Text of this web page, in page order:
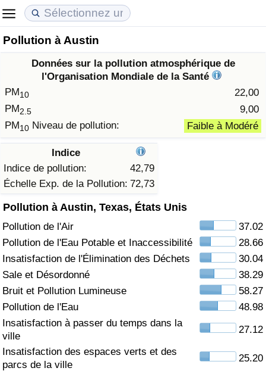
Pollution à Austin
Données sur la pollution atmosphérique de
l'Organisation Mondiale de la Santé
PM10
22,00
PM2.5
9,00
PM10 Niveau de pollution: Faible à Modéré
Indice
Indice de pollution:
42,79
Échelle Exp. de la Pollution: 72,73
Pollution à Austin, Texas, États Unis
Pollution de l'Air
37.02
Pollution de l'Eau Potable et Inaccessibilité
28.66
Insatisfaction de l'Élimination des Déchets
30.04
Sale et Désordonné
38.29
Bruit et Pollution Lumineuse
58.27
Pollution de l'Eau
48.98
Insatisfaction à passer du temps dans la
ville
27.12
Insatisfaction des espaces verts et des
parcs de la ville
25.20
Coût de la vie
Indice du Coût de la Vie (Actuel)
Indice du Coût de la Vie
à Akaba
Prix de l'immobilier
Indice des Prix de l'immobilier (Actuel)
Indice des Prix de l'immobilier
Indice des Prix de l'immobilier par Pays
Qualité de Vie
Indice de Qualité de Vie
Indice de Qualité de Vie (Actuel)
Criminalité
Indice de Criminalité (Actuel)
Indice de Criminalité
Indice de criminalité par pays
Soins de santé
Indice des soins de santé (Actuel)
Indice des soins de santé